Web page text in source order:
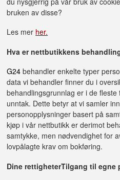
bruken av disse?
Les mer her.
Hva er nettbutikkens
G24 behandler enkelte typer
data vi behandler finner du i
behandlingsgrunnlag er i de
unntak. Dette betyr at vi samler
personopplysninger basert på
kjøp i vår nettbutikk er derimot
samtykke, men nødvendighet for
lovpålagte krav om bokføring.
Dine rettigheterTilgang til egne